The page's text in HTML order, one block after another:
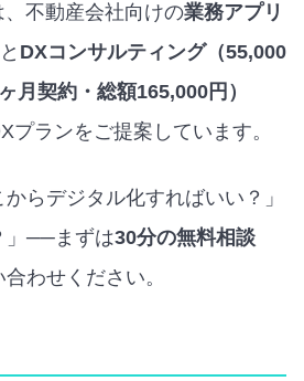
不動産会社向けの業務アプリ
と DXコンサルティング（55,000
月契約・総額165,000円）
プランをご提案しています。
からデジタル化すればいい？」
」──まずは30分の無料相談
わせください。